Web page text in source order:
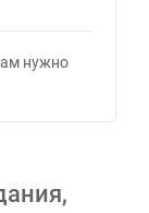
нужно